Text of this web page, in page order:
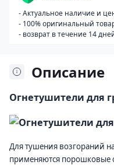
Описание
Огнетушители для
Для тушения возгораний
применяются порошковые
- Актуальное наличие и
- 100% оригинальный
- возврат в течение 14